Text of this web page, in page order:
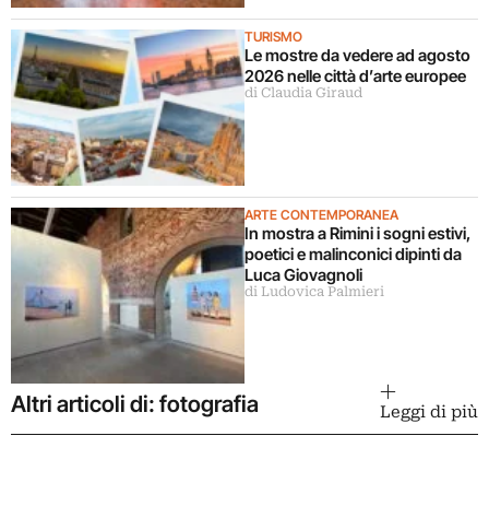
TURISMO
Le mostre da vedere ad agosto
2026 nelle città d’arte europee
di Claudia Giraud
ARTE CONTEMPORANEA
In mostra a Rimini i sogni estivi,
poetici e malinconici dipinti da
Luca Giovagnoli
di Ludovica Palmieri
Altri articoli di: fotografia Leggi di più